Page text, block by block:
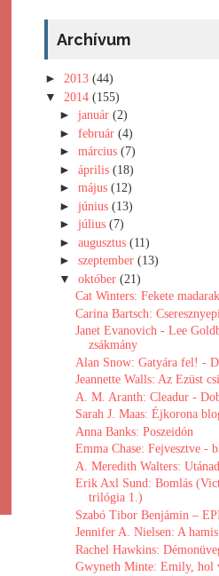
Archívum
► 2013 (44)
▼ 2014 (155)
►január(2)
►február(4)
►március(7)
►április(18)
►május(12)
►június(13)
►július(7)
►augusztus(11)
►szeptember(13)
▼ október(21)
Cat Winters: Fekete
Carina Bartsch:
Janet Evanovich - Lee
zsákmány
Alan Snow: Gatyára fel! -
Jeannette Walls: Az Ezüst
A. M. Aranth: Cleadur -
Sarah J. Maas: Éjkorona
Anna Banks: Poszeidón
Emma Chase: Fejvesztve -
A. Meredith Walters:
Erik Axl Sund: Bomlás
trilógia 1.)
Szabó Tibor Benjámin –
Jennifer A. Nielsen: A
Rachel Hawkins:
Gwyneth Minte: Emily, hol